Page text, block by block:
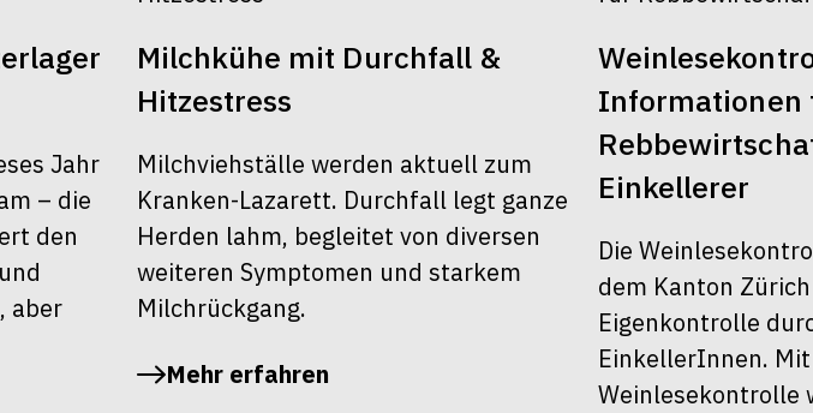
Jahr
– die
den
aber
Milchkühe mit Durchfall &
Hitzestress
Milchviehställe werden aktuell zum
Kranken-Lazarett. Durchfall legt ganze
Herden lahm, begleitet von diversen
weiteren Symptomen und starkem
Milchrückgang.
Mehr erfahren
Informationen
Einkellerer
Die
dem Kanton
Eigenkontrolle
EinkellerInnen.
Weinlesekontrolle